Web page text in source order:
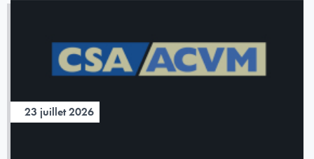
23 juillet 2026